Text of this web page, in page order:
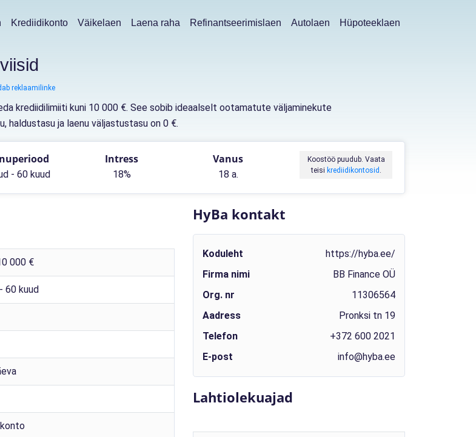
Krediidikonto Väikelaen Laena raha Refinantseerimislaen Autolaen Hüpoteeklaen
reklaamilinke
krediidilimiiti kuni 10 000 €. See sobib ideaalselt ootamatute väljaminekute
haldustasu ja laenu väljastustasu on 0 €.
- 60 kuud
Intress
18%
Vanus
18 a.
Koostöö puudub. Vaata
teisi krediidikontosid .
000 €
60 kuud
HyBa kontakt
Koduleht
https://hyba.ee/
Firma nimi
BB Finance OÜ
Org. nr
11306564
Aadress
Pronksi tn 19
Telefon
+372 600 2021
E-post
info@hyba.ee
Lahtiolekuajad